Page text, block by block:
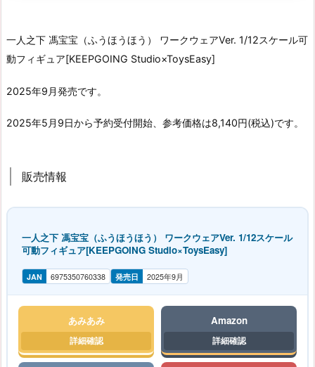
一人之下 馮宝宝（ふうほうほう） ワークウェアVer. 1/12スケール可
動フィギュア[KEEPGOING Studio×ToysEasy]
2025年9月発売です。
2025年5月9日から予約受付開始、参考価格は8,140円(税込)です。
販売情報
一人之下 馮宝宝（ふうほうほう） ワークウェアVer. 1/12スケール
可動フィギュア[KEEPGOING Studio×ToysEasy]
JAN 6975350760338 発売日 2025年9月
あみあみ Amazon